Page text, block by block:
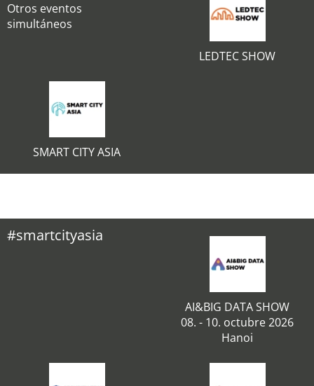
Otros eventos
simultáneos
LEDTEC SHOW
SMART CITY ASIA
#smartcityasia
AI&BIG DATA SHOW
08. - 10. octubre 2026
Hanoi